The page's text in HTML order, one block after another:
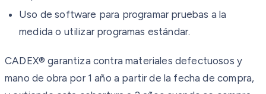
Uso de software para programar pruebas a la
medida o utilizar programas estándar.
CADEX® garantiza contra materiales defectuosos y
mano de obra por 1 año a partir de la fecha de compra,